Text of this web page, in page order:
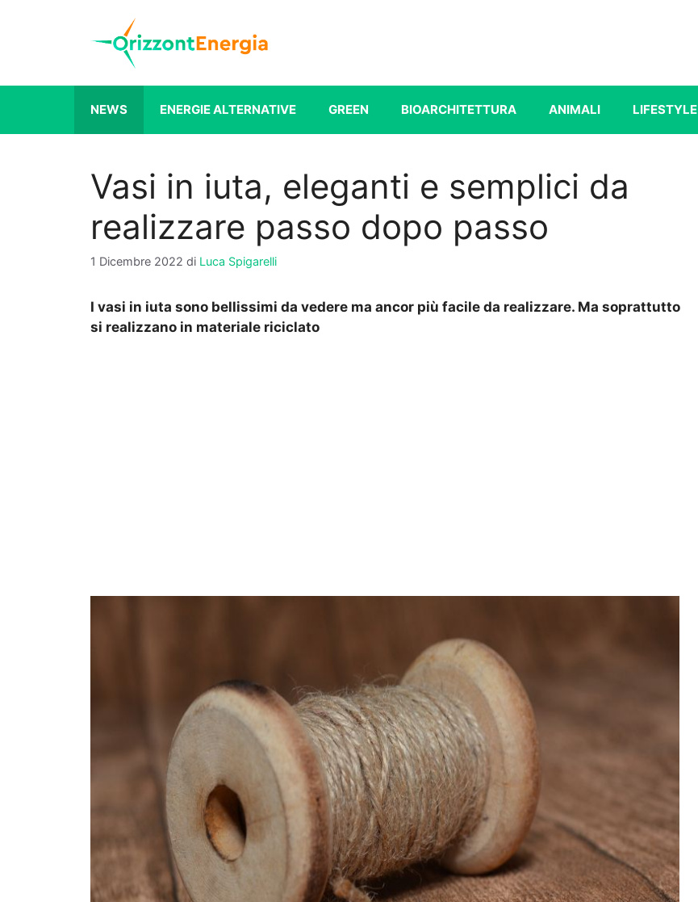
NEWS ENERGIE ALTERNATIVE GREEN BIOARCHITETTURA ANIMALI LIFESTYLE
Vasi in iuta, eleganti e semplici da
realizzare passo dopo passo
1 Dicembre 2022 di Luca Spigarelli
I vasi in iuta sono bellissimi da vedere ma ancor più facile da realizzare. Ma soprattutto
si realizzano in materiale riciclato